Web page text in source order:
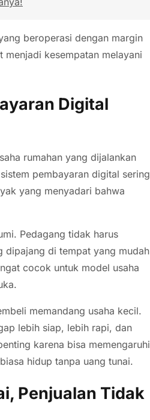
beroperasi dengan margin
kesempatan melayani
Digital
rumahan yang dijalankan
pembayaran digital sering
yang menyadari bahwa
Pedagang tidak harus
dipajang di tempat yang mudah
cocok untuk model usaha
memandang usaha kecil.
lebih siap, lebih rapi, dan
karena bisa memengaruhi
hidup tanpa uang tunai.
Penjualan Tidak